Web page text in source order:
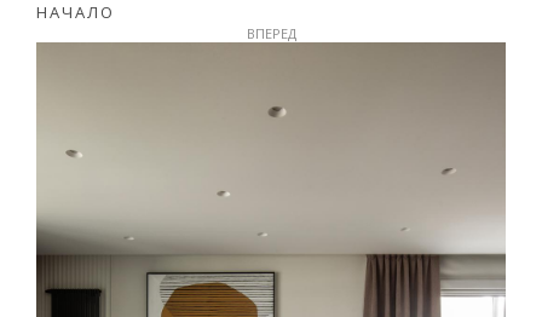
НАЧАЛО
ВПЕРЕД